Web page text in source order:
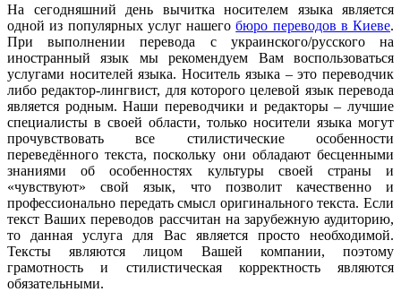
На сегодняшний день вычитка носителем языка является
одной из популярных услуг нашегобюро переводов в Киеве.
При выполнении перевода с украинского/русского на
иностранный язык мы рекомендуем Вам воспользоваться
услугами носителей языка. Носитель языка – это переводчик
либо редактор-лингвист, для которого целевой язык перевода
является родным. Наши переводчики и редакторы – лучшие
специалисты в своей области, только носители языка могут
прочувствовать все стилистические особенности
переведённого текста, поскольку они обладают бесценными
знаниями об особенностях культуры своей страны и
«чувствуют» свой язык, что позволит качественно и
профессионально передать смысл оригинального текста. Если
текст Ваших переводов рассчитан на зарубежную аудиторию,
то данная услуга для Вас является просто необходимой.
Тексты являются лицом Вашей компании, поэтому
грамотность и стилистическая корректность являются
обязательными.